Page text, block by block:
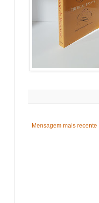
Mensagem mais recente